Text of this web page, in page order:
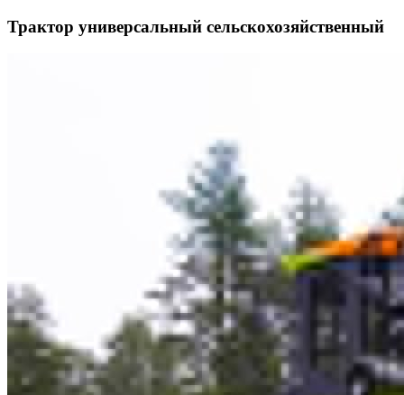
Трактор универсальный сельскохозяйственный